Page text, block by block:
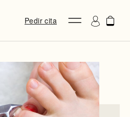
Pedir cita